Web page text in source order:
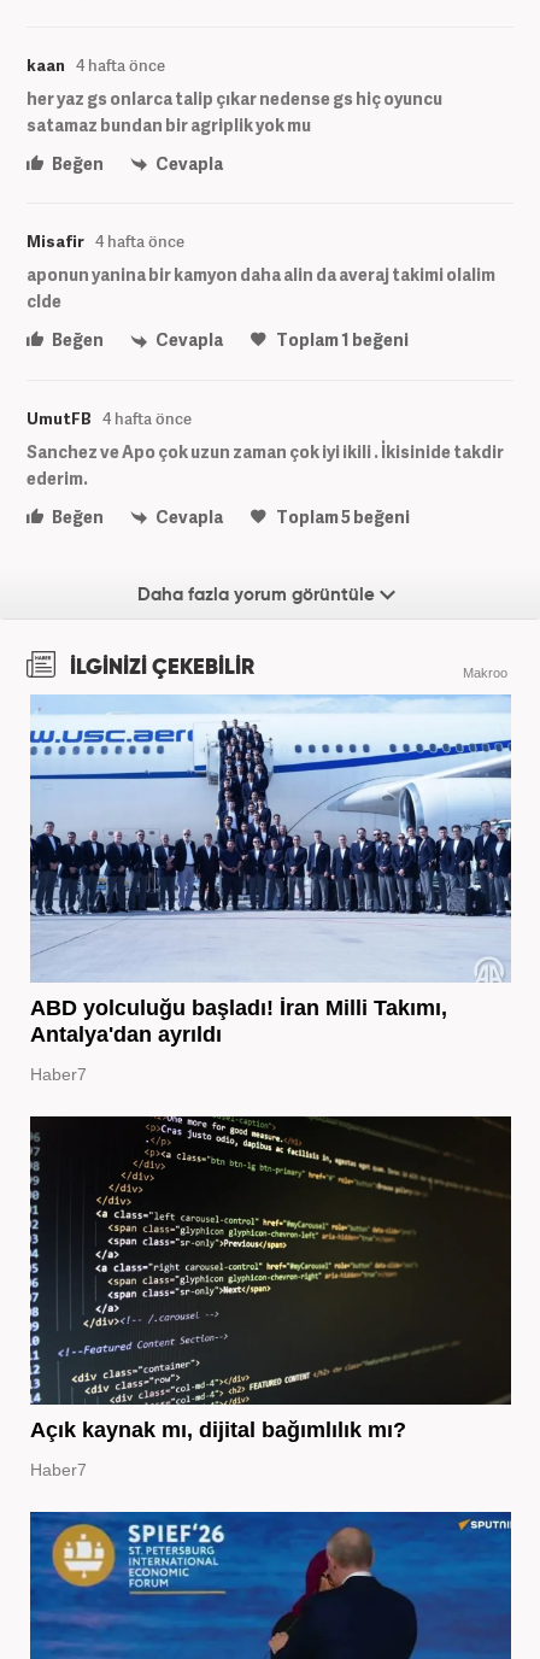
kaan 4 hafta önce
her yaz gs onlarca talip çıkar nedense gs hiç oyuncu
satamaz bundan bir agriplik yok mu
Beğen
Cevapla
Misafir 4 hafta önce
aponun yanina bir kamyon daha alin da averaj takimi olalim
clde
Beğen
Cevapla Toplam1 beğeni
UmutFB 4 hafta önce
Sanchez ve Apo çok uzun zaman çok iyi ikili . İkisinide takdir
ederim.
Beğen
Cevapla Toplam5beğeni
Daha fazla yorum görüntüle
İLGİNİZİ ÇEKEBİLİR Makroo
ABD yolculuğu başladı! İran Milli Takımı,
Antalya'dan ayrıldı
Haber7
Açık kaynak mı, dijital bağımlılık mı?
Haber7